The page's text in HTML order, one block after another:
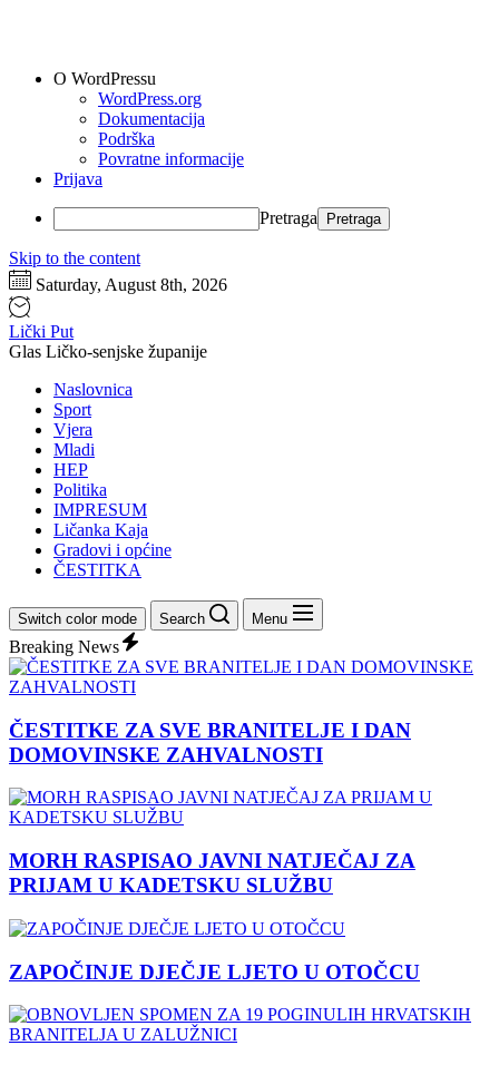
O WordPressu
WordPress.org
Dokumentacija
Podrška
Povratne informacije
Prijava
Pretraga
Skip to the content
Saturday, August 8th, 2026
Lički Put
Glas Ličko-senjske županije
Naslovnica
Sport
Vjera
Mladi
HEP
Politika
IMPRESUM
Ličanka Kaja
Gradovi i općine
ČESTITKA
Switch color mode Search Menu
Breaking News
ČESTITKE ZA SVE BRANITELJE I DAN
DOMOVINSKE ZAHVALNOSTI
MORH RASPISAO JAVNI NATJEČAJ ZA
PRIJAM U KADETSKU SLUŽBU
ZAPOČINJE DJEČJE LJETO U OTOČCU